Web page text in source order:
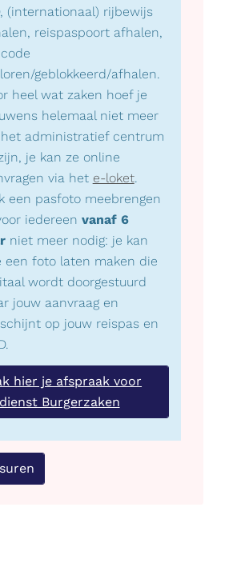
(internationaal) rijbewijs
reispaspoort afhalen,
geblokkeerd/afhalen.
heel wat zaken hoef je
helemaal niet meer
administratief centrum
je kan ze online
via het e-loket.
een pasfoto meebrengen
iedereen vanaf 6
niet meer nodig: je kan
een foto laten maken die
wordt doorgestuurd
jouw aanvraag en
op jouw reispas en
hier je afspraak voor
dienst Burgerzaken